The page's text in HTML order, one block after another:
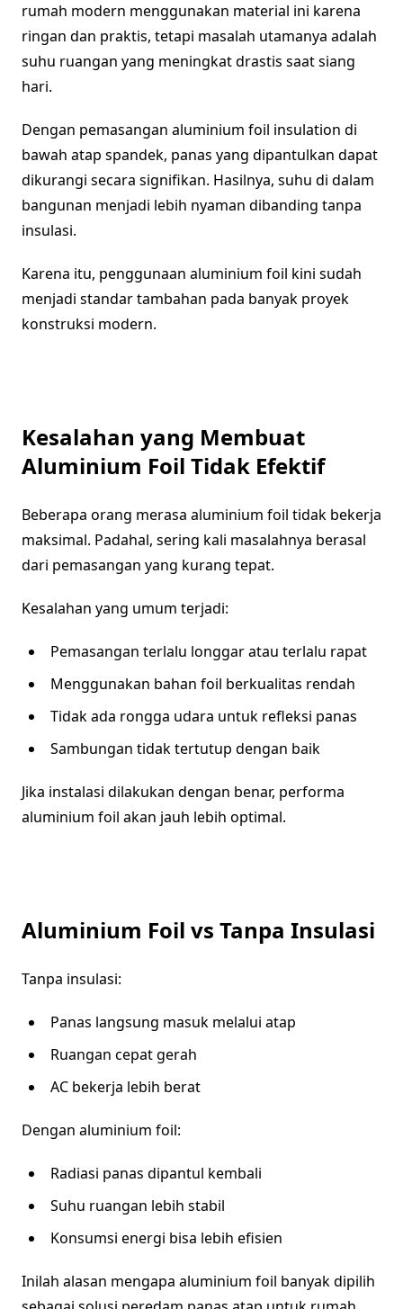
rumah modern menggunakan material ini karena
ringan dan praktis, tetapi masalah utamanya adalah
suhu ruangan yang meningkat drastis saat siang
hari.
Dengan pemasangan aluminium foil insulation di
bawah atap spandek, panas yang dipantulkan dapat
dikurangi secara signifikan. Hasilnya, suhu di dalam
bangunan menjadi lebih nyaman dibanding tanpa
insulasi.
Karena itu, penggunaan aluminium foil kini sudah
menjadi standar tambahan pada banyak proyek
konstruksi modern.
Kesalahan yang Membuat
Aluminium Foil Tidak Efektif
Beberapa orang merasa aluminium foil tidak bekerja
maksimal. Padahal, sering kali masalahnya berasal
dari pemasangan yang kurang tepat.
Kesalahan yang umum terjadi:
Pemasangan terlalu longgar atau terlalu rapat
Menggunakan bahan foil berkualitas rendah
Tidak ada rongga udara untuk refleksi panas
Sambungan tidak tertutup dengan baik
Jika instalasi dilakukan dengan benar, performa
aluminium foil akan jauh lebih optimal.
Aluminium Foil vs Tanpa Insulasi
Tanpa insulasi:
Panas langsung masuk melalui atap
Ruangan cepat gerah
AC bekerja lebih berat
Dengan aluminium foil:
Radiasi panas dipantul kembali
Suhu ruangan lebih stabil
Konsumsi energi bisa lebih efisien
Inilah alasan mengapa aluminium foil banyak dipilih